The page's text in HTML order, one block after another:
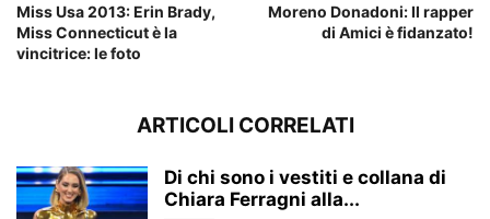
Miss Usa 2013: Erin Brady,
Miss Connecticut è la
vincitrice: le foto
Moreno Donadoni: Il rapper
di Amici è fidanzato!
ARTICOLI CORRELATI
Di chi sono i vestiti e collana di
Chiara Ferragni alla...